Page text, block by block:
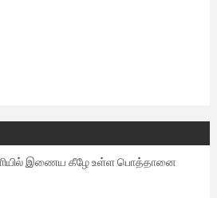
இணைய கீழே உள்ள பொத்தானை